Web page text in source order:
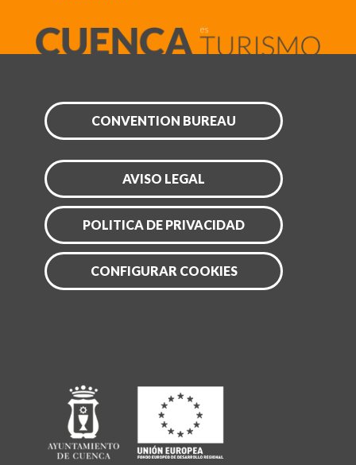
CONVENTION BUREAU
AVISO LEGAL
POLITICA DE PRIVACIDAD
CONFIGURAR COOKIES